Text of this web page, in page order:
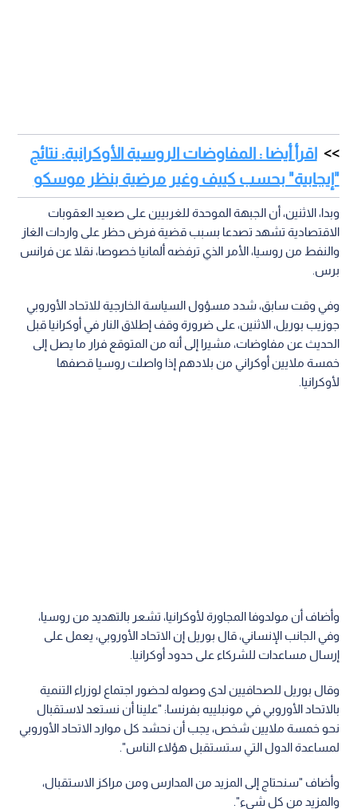
اقرأ أيضا : المفاوضات الروسية الأوكرانية: نتائج
"إيجابية" بحسب كييف وغير مرضية بنظر موسكو
وبدا، الاثنين، أن الجبهة الموحدة للغربيين على صعيد العقوبات
الاقتصادية تشهد تصدعا بسبب قضية فرض حظر على واردات الغاز
والنفط من روسيا، الأمر الذي ترفضه ألمانيا خصوصا، نقلا عن فرانس
برس.
وفي وقت سابق، شدد مسؤول السياسة الخارجية للاتحاد الأوروبي
جوزيب بوريل، الاثنين، على ضرورة وقف إطلاق النار في أوكرانيا قبل
الحديث عن مفاوضات، مشيرا إلى أنه من المتوقع فرار ما يصل إلى
خمسة ملايين أوكراني من بلادهم إذا واصلت روسيا قصفها
لأوكرانيا.
وأضاف أن مولدوفا المجاورة لأوكرانيا، تشعر بالتهديد من روسيا،
وفي الجانب الإنساني، قال بوريل إن الاتحاد الأوروبي، يعمل على
إرسال مساعدات للشركاء على حدود أوكرانيا.
وقال بوريل للصحافيين لدى وصوله لحضور اجتماع لوزراء التنمية
بالاتحاد الأوروبي في مونبلييه بفرنسا: "علينا أن نستعد لاستقبال
نحو خمسة ملايين شخص، يجب أن نحشد كل موارد الاتحاد الأوروبي
لمساعدة الدول التي ستستقبل هؤلاء الناس".
وأضاف "سنحتاج إلى المزيد من المدارس ومن مراكز الاستقبال،
والمزيد من كل شيء".